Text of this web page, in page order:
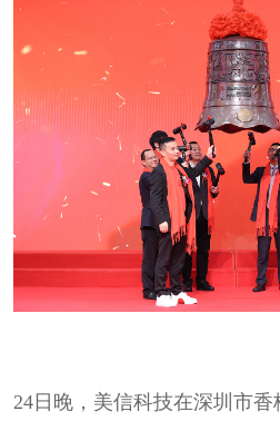
24日晚，美信科技在深圳市